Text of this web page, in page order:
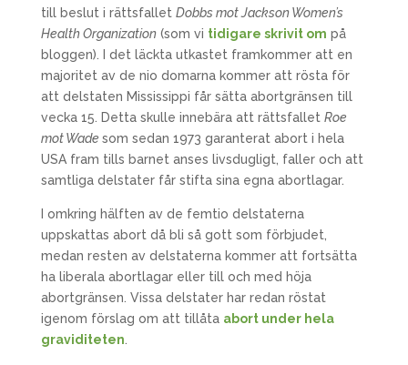
till beslut i rättsfallet Dobbs mot Jackson Women’s
Health Organization(som vi tidigare skrivit om på
bloggen). I det läckta utkastet framkommer att en
majoritet av de nio domarna kommer att rösta för
att delstaten Mississippi får sätta abortgränsen till
vecka 15. Detta skulle innebära att rättsfallet Roe
mot Wade som sedan 1973 garanterat abort i hela
USA fram tills barnet anses livsdugligt, faller och att
samtliga delstater får stifta sina egna abortlagar.
I omkring hälften av de femtio delstaterna
uppskattas abort då bli så gott som förbjudet,
medan resten av delstaterna kommer att fortsätta
ha liberala abortlagar eller till och med höja
abortgränsen. Vissa delstater har redan röstat
igenom förslag om att tillåta abort under hela
graviditeten